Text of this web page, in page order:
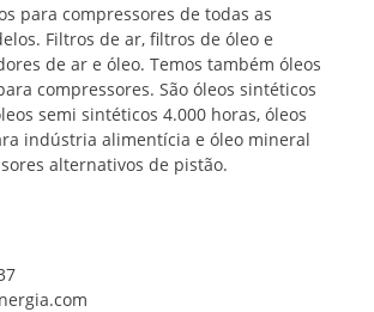
para compressores de todas as
Filtros de ar, filtros de óleo e
de ar e óleo. Temos também óleos
compressores. São óleos sintéticos
semi sintéticos 4.000 horas, óleos
indústria alimentícia e óleo mineral
alternativos de pistão.